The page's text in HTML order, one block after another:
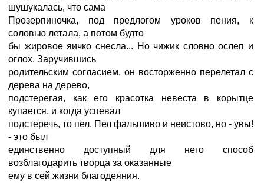
шушукалась, что сама
Прозерпиночка, под предлогом уроков пения, к
соловью летала, а потом будто
бы жировое яичко снесла... Но чижик словно ослеп и
оглох. Заручившись
родительским согласием, он восторженно перелетал с
дерева на дерево,
подстерегая, как его красотка невеста в корытце
купается, и когда успевал
подстеречь, то пел. Пел фальшиво и неистово, но - увы!
- это был
единственно доступный для него способ
возблагодарить творца за оказанные
ему в сей жизни благодеяния.